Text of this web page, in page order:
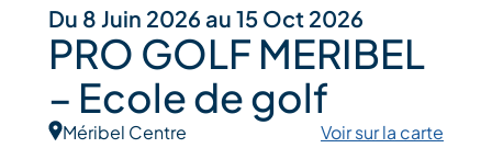
Du 8 Juin 2026 au 15 Oct 2026
PRO GOLF MERIBEL
– Ecole de golf
Méribel Centre
Voir sur la carte